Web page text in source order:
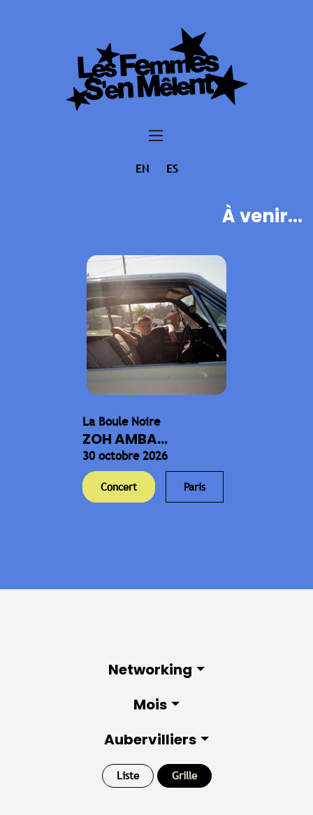
EN ES
À venir...
La Boule Noire
ZOH AMBA...
30 octobre 2026
Concert Paris
Networking
Mois
Aubervilliers
Liste Grille